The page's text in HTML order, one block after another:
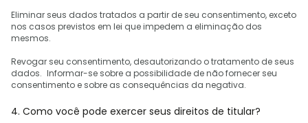
Eliminar seus dados tratados a partir de seu consentimento, exceto
nos casos previstos em lei que impedem a eliminação dos
mesmos.
Revogar seu consentimento, desautorizando o tratamento de seus
dados. Informar-se sobre a possibilidade de não fornecer seu
consentimento e sobre as consequências da negativa.
4. Como você pode exercer seus direitos de titular?